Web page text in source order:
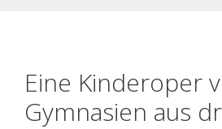
Eine Kinderoper
Gymnasien aus